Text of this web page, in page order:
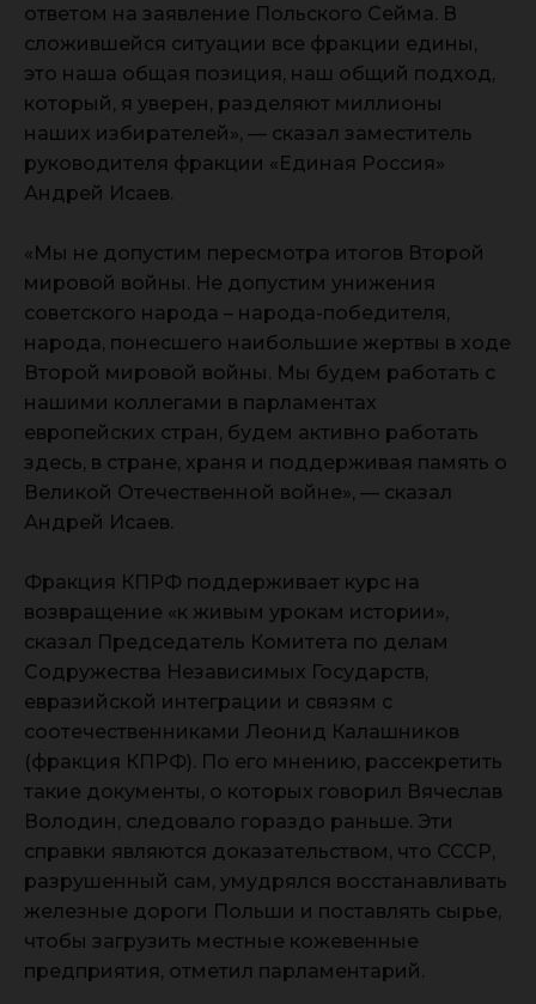
ответом на заявление Польского Сейма. В
сложившейся ситуации все фракции едины,
это наша общая позиция, наш общий подход,
который, я уверен, разделяют миллионы
наших избирателей», — сказал заместитель
руководителя фракции «Единая Россия»
Андрей Исаев.
«Мы не допустим пересмотра итогов Второй
мировой войны. Не допустим унижения
советского народа – народа-победителя,
народа, понесшего наибольшие жертвы в ходе
Второй мировой войны. Мы будем работать с
нашими коллегами в парламентах
европейских стран, будем активно работать
здесь, в стране, храня и поддерживая память о
Великой Отечественной войне», — сказал
Андрей Исаев.
Фракция КПРФ поддерживает курс на
возвращение «к живым урокам истории»,
сказал Председатель Комитета по делам
Содружества Независимых Государств,
евразийской интеграции и связям с
соотечественниками Леонид Калашников
(фракция КПРФ). По его мнению, рассекретить
такие документы, о которых говорил Вячеслав
Володин, следовало гораздо раньше. Эти
справки являются доказательством, что СССР,
разрушенный сам, умудрялся восстанавливать
железные дороги Польши и поставлять сырье,
чтобы загрузить местные кожевенные
предприятия, отметил парламентарий.